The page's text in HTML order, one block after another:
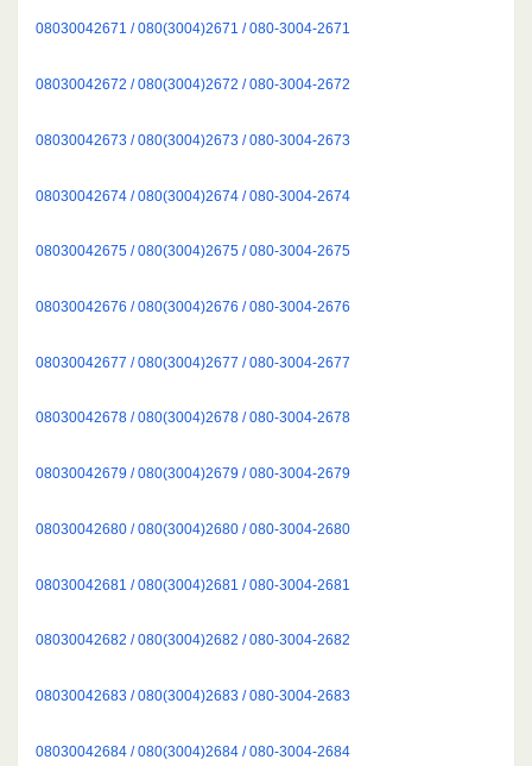
08030042671 / 080(3004)2671 / 080-3004-2671
08030042672 / 080(3004)2672 / 080-3004-2672
08030042673 / 080(3004)2673 / 080-3004-2673
08030042674 / 080(3004)2674 / 080-3004-2674
08030042675 / 080(3004)2675 / 080-3004-2675
08030042676 / 080(3004)2676 / 080-3004-2676
08030042677 / 080(3004)2677 / 080-3004-2677
08030042678 / 080(3004)2678 / 080-3004-2678
08030042679 / 080(3004)2679 / 080-3004-2679
08030042680 / 080(3004)2680 / 080-3004-2680
08030042681 / 080(3004)2681 / 080-3004-2681
08030042682 / 080(3004)2682 / 080-3004-2682
08030042683 / 080(3004)2683 / 080-3004-2683
08030042684 / 080(3004)2684 / 080-3004-2684